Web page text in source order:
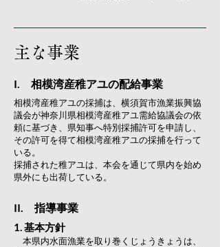
主な事業
I. 相模湾産稚アユの配給事業
相模湾産稚アユの採捕は、横須賀市漁業振興協
議会が神奈川県相模湾産稚アユ需給協議会の依
頼に基づき、県知事へ特別採捕許可を申請し、
その許可を得て相模湾産稚アユの採捕を行って
いる。
採捕された稚アユは、本会を通じて県内を始め
県外にも出荷している。
II. 指導事業
1. 基本方針
本県内水面漁業を取り巻くじょうきょうは、